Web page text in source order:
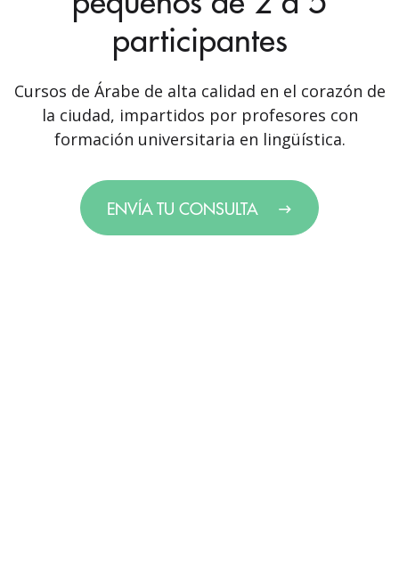
participantes
Cursos de Árabe de alta calidad en el corazón de
la ciudad, impartidos por profesores con
formación universitaria en lingüística.
ENVÍA TU CONSULTA